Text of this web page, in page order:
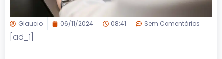
Glaucio 06/11/2024 08:41 Sem Comentários
[ad_1]